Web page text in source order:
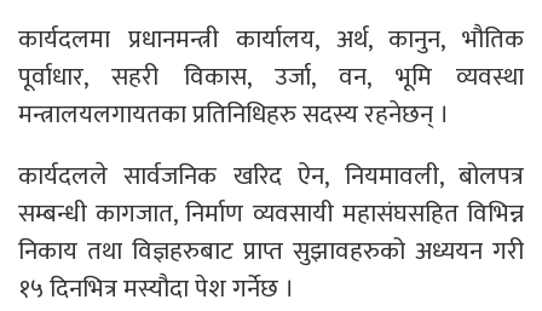
कार्यदलमा प्रधानमन्त्री कार्यालय, अर्थ, कानुन, भौतिक
पूर्वाधार, सहरी विकास, उर्जा, वन, भूमि व्यवस्था
मन्त्रालयलगायतका प्रतिनिधिहरु सदस्य रहनेछन् ।
कार्यदलले सार्वजनिक खरिद ऐन, नियमावली, बोलपत्र
सम्बन्धी कागजात, निर्माण व्यवसायी महासंघसहित विभिन्न
निकाय तथा विज्ञहरुबाट प्राप्त सुझावहरुको अध्ययन गरी
१५ दिनभित्र मस्यौदा पेश गर्नेछ ।